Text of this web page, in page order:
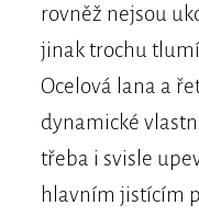
rovněž nejsou
jinak trochu
Ocelová lana a
dynamické
třeba i svisle
hlavním jistícím